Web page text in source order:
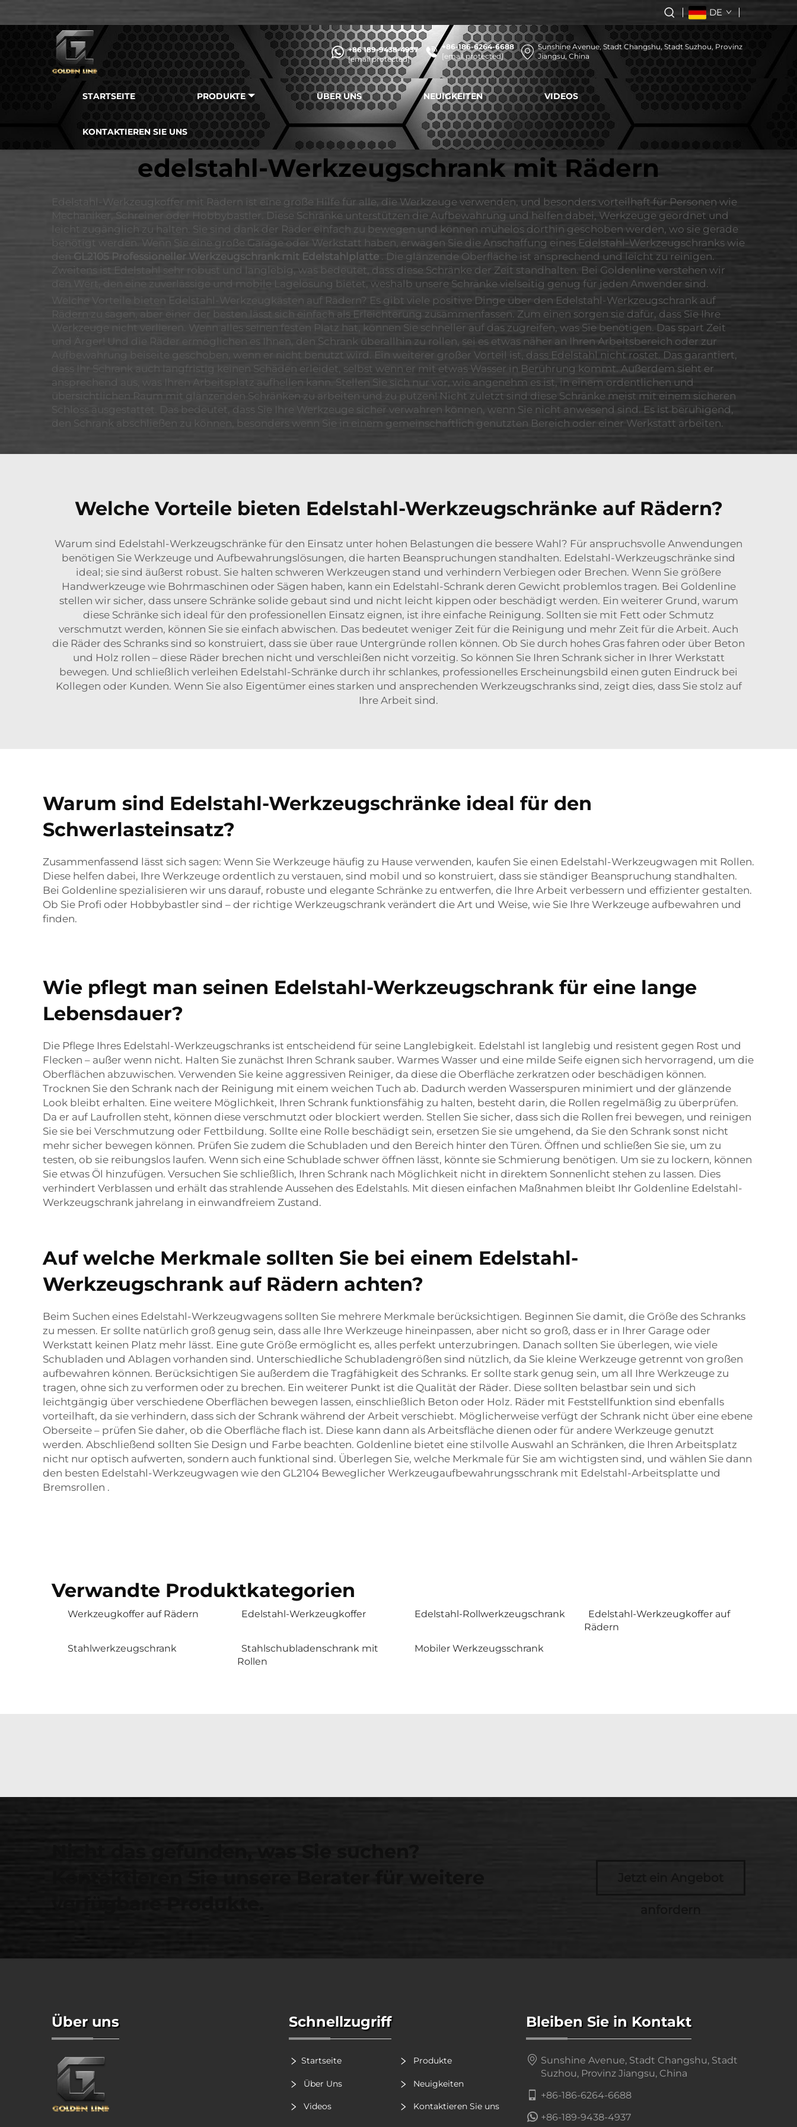
DE
+86 189-9438-4937
[email protected]
+86-186-6264-6688
[email protected]
Sunshine Avenue, Stadt Changshu, Stadt Suzhou, Provinz
Jiangsu, China
STARTSEITE PRODUKTE ÜBER UNS NEUIGKEITEN VIDEOS
KONTAKTIEREN SIE UNS
edelstahl-Werkzeugschrank mit Rädern
Edelstahl-Werkzeugkoffer mit Rädern ist eine große Hilfe für alle, die Werkzeuge verwenden, und besonders vorteilhaft für Personen wie
Mechaniker, Schreiner oder Hobbybastler. Diese Schränke unterstützen die Aufbewahrung und helfen dabei, Werkzeuge geordnet und
leicht zugänglich zu halten. Sie sind dank der Räder einfach zu bewegen und können mühelos dorthin geschoben werden, wo sie gerade
benötigt werden. Wenn Sie eine große Garage oder Werkstatt haben, erwägen Sie die Anschaffung eines Edelstahl-Werkzeugschranks wie
den GL2105 Professioneller Werkzeugschrank mit Edelstahlplatte . Die glänzende Oberfläche ist ansprechend und leicht zu reinigen.
Zweitens ist Edelstahl sehr robust und langlebig, was bedeutet, dass diese Schränke der Zeit standhalten. Bei Goldenline verstehen wir
den Wert, den eine zuverlässige und mobile Lagelösung bietet, weshalb unsere Schränke vielseitig genug für jeden Anwender sind.
Welche Vorteile bieten Edelstahl-Werkzeugkästen auf Rädern? Es gibt viele positive Dinge über den Edelstahl-Werkzeugschrank auf
Rädern zu sagen, aber einer der besten lässt sich einfach als Erleichterung zusammenfassen. Zum einen sorgen sie dafür, dass Sie Ihre
Werkzeuge nicht verlieren. Wenn alles seinen festen Platz hat, können Sie schneller auf das zugreifen, was Sie benötigen. Das spart Zeit
und Ärger! Und die Räder ermöglichen es Ihnen, den Schrank überallhin zu rollen, sei es etwas näher an Ihren Arbeitsbereich oder zur
Aufbewahrung beiseite geschoben, wenn er nicht benutzt wird. Ein weiterer großer Vorteil ist, dass Edelstahl nicht rostet. Das garantiert,
dass Ihr Schrank auch langfristig keinen Schäden erleidet, selbst wenn er mit etwas Wasser in Berührung kommt. Außerdem sieht er
ansprechend aus, was Ihren Arbeitsplatz aufhellen kann. Stellen Sie sich nur vor, wie angenehm es ist, in einem ordentlichen und
übersichtlichen Raum mit glänzenden Schränken zu arbeiten und zu putzen! Nicht zuletzt sind diese Schränke meist mit einem sicheren
Schloss ausgestattet. Das bedeutet, dass Sie Ihre Werkzeuge sicher verwahren können, wenn Sie nicht anwesend sind. Es ist beruhigend,
den Schrank abschließen zu können, besonders wenn Sie in einem gemeinschaftlich genutzten Bereich oder einer Werkstatt arbeiten.
Welche Vorteile bieten Edelstahl-Werkzeugschränke auf Rädern?
Warum sind Edelstahl-Werkzeugschränke für den Einsatz unter hohen Belastungen die bessere Wahl? Für anspruchsvolle Anwendungen
benötigen Sie Werkzeuge und Aufbewahrungslösungen, die harten Beanspruchungen standhalten. Edelstahl-Werkzeugschränke sind
ideal; sie sind äußerst robust. Sie halten schweren Werkzeugen stand und verhindern Verbiegen oder Brechen. Wenn Sie größere
Handwerkzeuge wie Bohrmaschinen oder Sägen haben, kann ein Edelstahl-Schrank deren Gewicht problemlos tragen. Bei Goldenline
stellen wir sicher, dass unsere Schränke solide gebaut sind und nicht leicht kippen oder beschädigt werden. Ein weiterer Grund, warum
diese Schränke sich ideal für den professionellen Einsatz eignen, ist ihre einfache Reinigung. Sollten sie mit Fett oder Schmutz
verschmutzt werden, können Sie sie einfach abwischen. Das bedeutet weniger Zeit für die Reinigung und mehr Zeit für die Arbeit. Auch
die Räder des Schranks sind so konstruiert, dass sie über raue Untergründe rollen können. Ob Sie durch hohes Gras fahren oder über Beton
und Holz rollen – diese Räder brechen nicht und verschleißen nicht vorzeitig. So können Sie Ihren Schrank sicher in Ihrer Werkstatt
bewegen. Und schließlich verleihen Edelstahl-Schränke durch ihr schlankes, professionelles Erscheinungsbild einen guten Eindruck bei
Kollegen oder Kunden. Wenn Sie also Eigentümer eines starken und ansprechenden Werkzeugschranks sind, zeigt dies, dass Sie stolz auf
Ihre Arbeit sind.
Warum sind Edelstahl-Werkzeugschränke ideal für den
Schwerlasteinsatz?
Zusammenfassend lässt sich sagen: Wenn Sie Werkzeuge häufig zu Hause verwenden, kaufen Sie einen Edelstahl-Werkzeugwagen mit Rollen.
Diese helfen dabei, Ihre Werkzeuge ordentlich zu verstauen, sind mobil und so konstruiert, dass sie ständiger Beanspruchung standhalten.
Bei Goldenline spezialisieren wir uns darauf, robuste und elegante Schränke zu entwerfen, die Ihre Arbeit verbessern und effizienter gestalten.
Ob Sie Profi oder Hobbybastler sind – der richtige Werkzeugschrank verändert die Art und Weise, wie Sie Ihre Werkzeuge aufbewahren und
finden.
Wie pflegt man seinen Edelstahl-Werkzeugschrank für eine lange
Lebensdauer?
Die Pflege Ihres Edelstahl-Werkzeugschranks ist entscheidend für seine Langlebigkeit. Edelstahl ist langlebig und resistent gegen Rost und
Flecken – außer wenn nicht. Halten Sie zunächst Ihren Schrank sauber. Warmes Wasser und eine milde Seife eignen sich hervorragend, um die
Oberflächen abzuwischen. Verwenden Sie keine aggressiven Reiniger, da diese die Oberfläche zerkratzen oder beschädigen können.
Trocknen Sie den Schrank nach der Reinigung mit einem weichen Tuch ab. Dadurch werden Wasserspuren minimiert und der glänzende
Look bleibt erhalten. Eine weitere Möglichkeit, Ihren Schrank funktionsfähig zu halten, besteht darin, die Rollen regelmäßig zu überprüfen.
Da er auf Laufrollen steht, können diese verschmutzt oder blockiert werden. Stellen Sie sicher, dass sich die Rollen frei bewegen, und reinigen
Sie sie bei Verschmutzung oder Fettbildung. Sollte eine Rolle beschädigt sein, ersetzen Sie sie umgehend, da Sie den Schrank sonst nicht
mehr sicher bewegen können. Prüfen Sie zudem die Schubladen und den Bereich hinter den Türen. Öffnen und schließen Sie sie, um zu
testen, ob sie reibungslos laufen. Wenn sich eine Schublade schwer öffnen lässt, könnte sie Schmierung benötigen. Um sie zu lockern, können
Sie etwas Öl hinzufügen. Versuchen Sie schließlich, Ihren Schrank nach Möglichkeit nicht in direktem Sonnenlicht stehen zu lassen. Dies
verhindert Verblassen und erhält das strahlende Aussehen des Edelstahls. Mit diesen einfachen Maßnahmen bleibt Ihr Goldenline Edelstahl-
Werkzeugschrank jahrelang in einwandfreiem Zustand.
Auf welche Merkmale sollten Sie bei einem Edelstahl-
Werkzeugschrank auf Rädern achten?
Beim Suchen eines Edelstahl-Werkzeugwagens sollten Sie mehrere Merkmale berücksichtigen. Beginnen Sie damit, die Größe des Schranks
zu messen. Er sollte natürlich groß genug sein, dass alle Ihre Werkzeuge hineinpassen, aber nicht so groß, dass er in Ihrer Garage oder
Werkstatt keinen Platz mehr lässt. Eine gute Größe ermöglicht es, alles perfekt unterzubringen. Danach sollten Sie überlegen, wie viele
Schubladen und Ablagen vorhanden sind. Unterschiedliche Schubladengrößen sind nützlich, da Sie kleine Werkzeuge getrennt von großen
aufbewahren können. Berücksichtigen Sie außerdem die Tragfähigkeit des Schranks. Er sollte stark genug sein, um all Ihre Werkzeuge zu
tragen, ohne sich zu verformen oder zu brechen. Ein weiterer Punkt ist die Qualität der Räder. Diese sollten belastbar sein und sich
leichtgängig über verschiedene Oberflächen bewegen lassen, einschließlich Beton oder Holz. Räder mit Feststellfunktion sind ebenfalls
vorteilhaft, da sie verhindern, dass sich der Schrank während der Arbeit verschiebt. Möglicherweise verfügt der Schrank nicht über eine ebene
Oberseite – prüfen Sie daher, ob die Oberfläche flach ist. Diese kann dann als Arbeitsfläche dienen oder für andere Werkzeuge genutzt
werden. Abschließend sollten Sie Design und Farbe beachten. Goldenline bietet eine stilvolle Auswahl an Schränken, die Ihren Arbeitsplatz
nicht nur optisch aufwerten, sondern auch funktional sind. Überlegen Sie, welche Merkmale für Sie am wichtigsten sind, und wählen Sie dann
den besten Edelstahl-Werkzeugwagen wie den GL2104 Beweglicher Werkzeugaufbewahrungsschrank mit Edelstahl-Arbeitsplatte und
Bremsrollen .
Verwandte Produktkategorien
Werkzeugkoffer auf Rädern Edelstahl-Werkzeugkoffer Edelstahl-Rollwerkzeugschrank
Edelstahl-Werkzeugkoffer auf
Rädern
Stahlwerkzeugschrank
Stahlschubladenschrank mit
Rollen
Mobiler Werkzeugsschrank
Über uns Schnellzugriff
Startseite Produkte
Über Uns Neuigkeiten
Videos Kontaktieren Sie uns
Bleiben Sie in Kontakt
Sunshine Avenue, Stadt Changshu, Stadt
Suzhou, Provinz Jiangsu, China
+86-186-6264-6688
+86-189-9438-4937